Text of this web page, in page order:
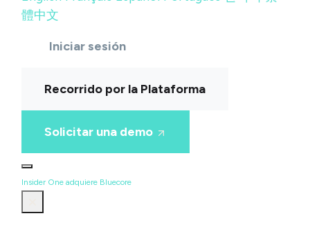
體中文
Iniciar sesión
Recorrido por la Plataforma
Solicitar una demo
Insider One adquiere Bluecore